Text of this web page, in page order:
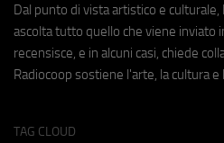
Dal punto di vista artistico e
ascolta tutto quello che viene inviato
recensisce, e in alcuni casi, chiede
Radiocoop sostiene l'arte, la cultura
TAG CLOUD